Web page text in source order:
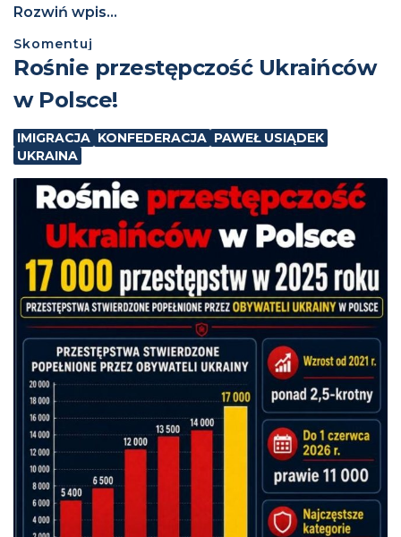
Rozwiń wpis...
Skomentuj
Rośnie przestępczość Ukraińców
w Polsce!
IMIGRACJA KONFEDERACJA PAWEŁ USIĄDEK
UKRAINA